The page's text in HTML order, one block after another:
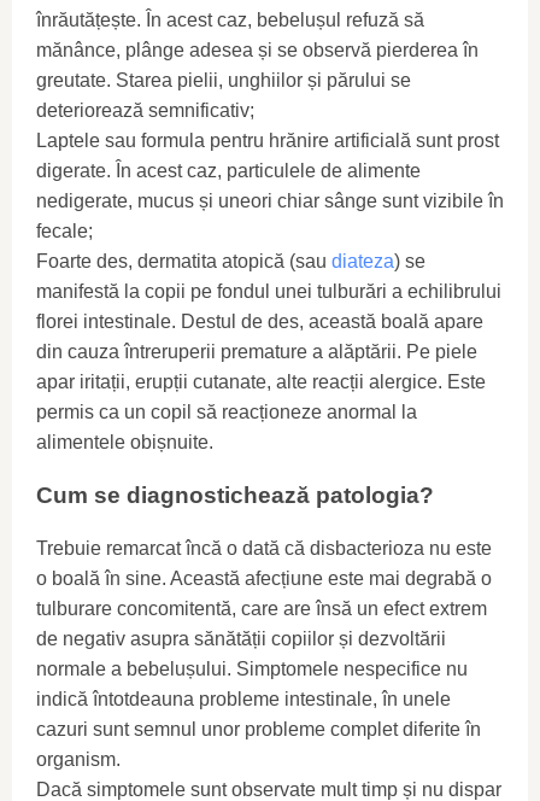
înrăutățește. În acest caz, bebelușul refuză să
mănânce, plânge adesea și se observă pierderea în
greutate. Starea pielii, unghiilor și părului se
deteriorează semnificativ;
Laptele sau formula pentru hrănire artificială sunt prost
digerate. În acest caz, particulele de alimente
nedigerate, mucus și uneori chiar sânge sunt vizibile în
fecale;
Foarte des, dermatita atopică (sau diateza) se
manifestă la copii pe fondul unei tulburări a echilibrului
florei intestinale. Destul de des, această boală apare
din cauza întreruperii premature a alăptării. Pe piele
apar iritații, erupții cutanate, alte reacții alergice. Este
permis ca un copil să reacționeze anormal la
alimentele obișnuite.
Cum se diagnostichează patologia?
Trebuie remarcat încă o dată că disbacterioza nu este
o boală în sine. Această afecțiune este mai degrabă o
tulburare concomitentă, care are însă un efect extrem
de negativ asupra sănătății copiilor și dezvoltării
normale a bebelușului. Simptomele nespecifice nu
indică întotdeauna probleme intestinale, în unele
cazuri sunt semnul unor probleme complet diferite în
organism.
Dacă simptomele sunt observate mult timp și nu dispar